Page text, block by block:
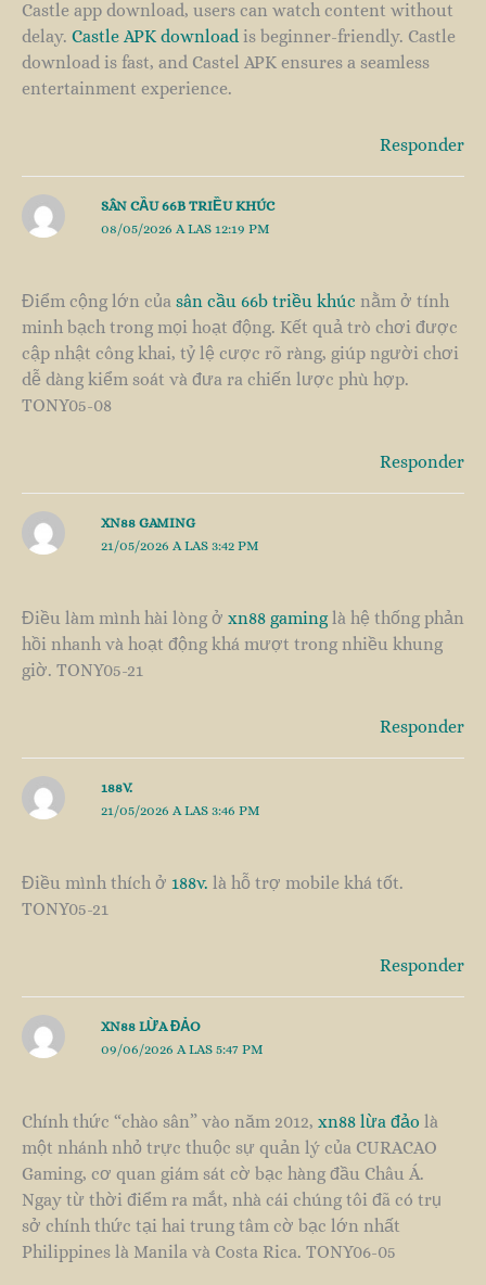
Castle app download, users can watch content without
delay. Castle APK downloadis beginner-friendly. Castle
download is fast, and Castel APK ensures a seamless
entertainment experience.
Responder
SÂN CẦU 66B TRIỀU KHÚC
08/05/2026 A LAS 12:19 PM
Điểm cộng lớn của sân cầu 66b triều khúc nằm ở tính
minh bạch trong mọi hoạt động. Kết quả trò chơi được
cập nhật công khai, tỷ lệ cược rõ ràng, giúp người chơi
dễ dàng kiểm soát và đưa ra chiến lược phù hợp.
TONY05-08
Responder
XN88 GAMING
21/05/2026 A LAS 3:42 PM
Điều làm mình hài lòng ở xn88 gaminglà hệ thống phản
hồi nhanh và hoạt động khá mượt trong nhiều khung
giờ. TONY05-21
Responder
188V.
21/05/2026 A LAS 3:46 PM
Điều mình thích ở 188v. là hỗ trợ mobile khá tốt.
TONY05-21
Responder
XN88 LỪA ĐẢO
09/06/2026 A LAS 5:47 PM
Chính thức “chào sân” vào năm 2012, xn88 lừa đảo là
một nhánh nhỏ trực thuộc sự quản lý của CURACAO
Gaming, cơ quan giám sát cờ bạc hàng đầu Châu Á.
Ngay từ thời điểm ra mắt, nhà cái chúng tôi đã có trụ
sở chính thức tại hai trung tâm cờ bạc lớn nhất
Philippines là Manila và Costa Rica. TONY06-05